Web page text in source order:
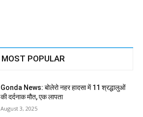
MOST POPULAR
Gonda News: बोलेरो नहर हादसा में 11 श्रद्धालुओं
की दर्दनाक मौत, एक लापता
August 3, 2025